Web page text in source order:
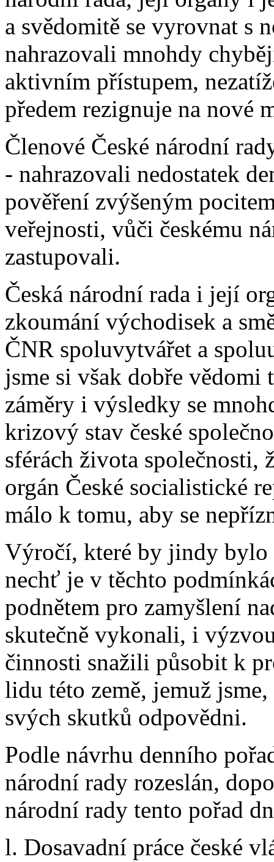
a svědomitě se vyrovnat s
nahrazovali mnohdy
aktivním přístupem,
předem rezignuje na nové
Členové České národní
- nahrazovali nedostatek
pověření zvýšeným
veřejnosti, vůči českému
zastupovali.
Česká národní rada i její
zkoumání východisek a
ČNR spoluvytvářet a
jsme si však dobře vědomi
záměry i výsledky se
krizový stav české
sférách života společnosti,
orgán České socialistické
málo k tomu, aby se
Výročí, které by jindy bylo
nechť je v těchto
podnětem pro zamyšlení
skutečně vykonali, i
činnosti snažili působit k
lidu této země, jemuž
svých skutků odpovědni.
Podle návrhu denního
národní rady rozeslán,
národní rady tento pořad
l. Dosavadní práce české